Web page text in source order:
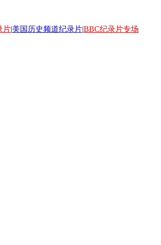
片|美国历史频道纪录片|BBC纪录片专场